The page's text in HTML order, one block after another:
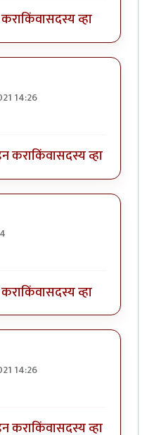
किंवासदस्य व्हा
14:26
कराकिंवासदस्य व्हा
किंवासदस्य व्हा
14:26
कराकिंवासदस्य व्हा